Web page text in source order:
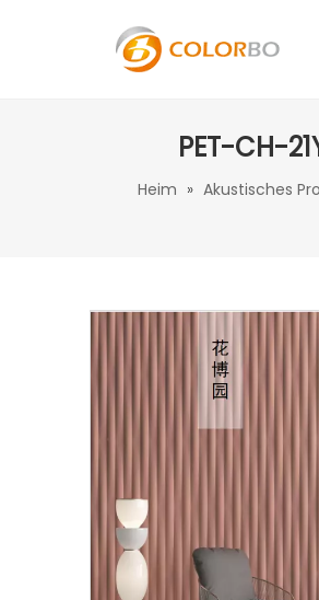
PET-CH-
Heim » Akustisches